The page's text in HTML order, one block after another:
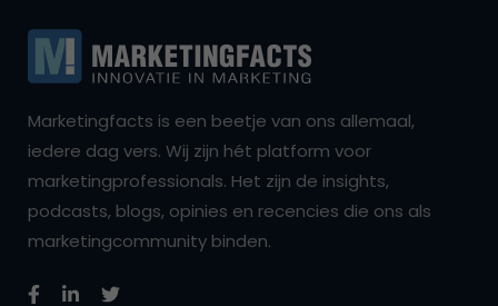
Marketingfacts is een beetje van ons allemaal,
iedere dag vers. Wij zijn hét platform voor
marketingprofessionals. Het zijn de insights,
podcasts, blogs, opinies en recencies die ons als
marketingcommunity binden.